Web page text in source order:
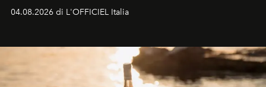
colonna sonora della stagione.
04.08.2026 di L'OFFICIEL Italia